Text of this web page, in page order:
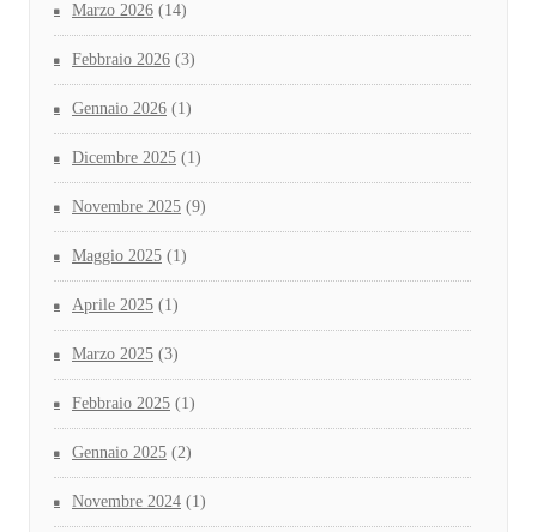
Marzo 2026 (14)
Febbraio 2026 (3)
Gennaio 2026 (1)
Dicembre 2025 (1)
Novembre 2025 (9)
Maggio 2025 (1)
Aprile 2025 (1)
Marzo 2025 (3)
Febbraio 2025 (1)
Gennaio 2025 (2)
Novembre 2024 (1)